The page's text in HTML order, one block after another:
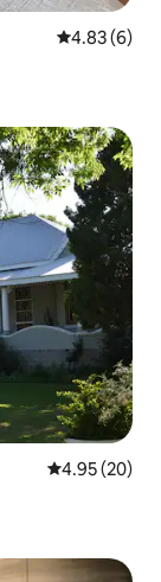
レビュー6
4.83 (6)
レビュー20
4.95 (20)